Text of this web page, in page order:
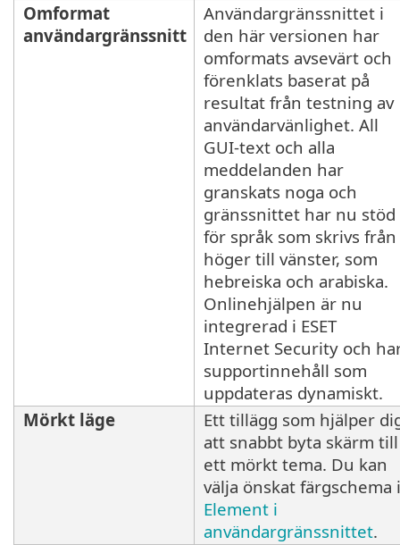
Omformat
användargränssnitt
Användargränssnittet i
den här versionen har
omformats avsevärt och
förenklats baserat på
resultat från testning av
användarvänlighet. All
GUI-text och alla
meddelanden har
granskats noga och
gränssnittet har nu stöd
för språk som skrivs från
höger till vänster, som
hebreiska och arabiska.
Onlinehjälpen är nu
integrerad i ESET
Internet Security och
supportinnehåll som
uppdateras dynamiskt.
Mörkt läge
Ett tillägg som hjälper
att snabbt byta skärm till
ett mörkt tema. Du kan
välja önskat färgschema i
Element i
användargränssnittet.